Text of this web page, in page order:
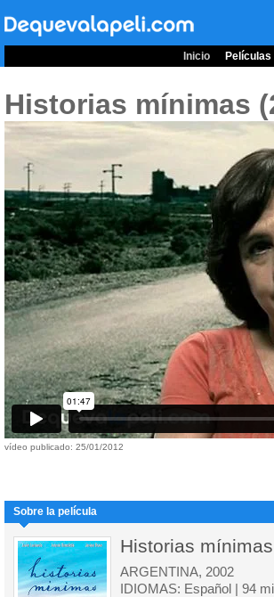
Inicio
Historias mínimas
vídeo publicado: 25/01/2012
Sobre la película
Historias mínimas
ARGENTINA, 2002
IDIOMAS: Español | 94